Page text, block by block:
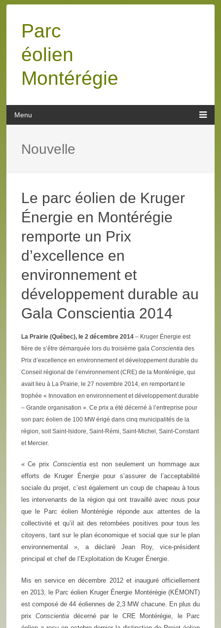
Parc
éolien
Montérégie
Nouvelle
Le parc éolien de Kruger
Énergie en Montérégie
remporte un Prix
d’excellence en
environnement et
développement durable au
Gala Conscientia 2014
La Prairie (Québec), le 2 décembre 2014– Kruger Énergie est
fière de s’être démarquée lors du troisième gala Conscientiades
Prix d’excellence en environnement et développement durable du
Conseil régional de l’environnement (CRE) de la Montérégie, qui
avait lieu à La Prairie, le 27 novembre 2014, en remportant le
trophée « Innovation en environnement et développement durable
– Grande organisation ». Ce prix a été décerné à l’entreprise pour
son parc éolien de 100 MW érigé dans cinq municipalités de la
région, soit Saint-Isidore, Saint-Rémi, Saint-Michel, Saint-Constant
et Mercier.
« Ce prix Conscientiaest non seulement un hommage aux
efforts de Kruger Énergie pour s’assurer de l’acceptabilité
sociale du projet, c’est également un coup de chapeau à tous
les intervenants de la région qui ont travaillé avec nous pour
que le Parc éolien Montérégie réponde aux attentes de la
collectivité et qu’il ait des retombées positives pour tous les
citoyens, tant sur le plan économique et social que sur le plan
environnemental », a déclaré Jean Roy, vice-président
principal et chef de l’Exploitation de Kruger Énergie.
Mis en service en décembre 2012 et inauguré officiellement
en 2013, le Parc éolien Kruger Énergie Montérégie (KÉMONT)
est composé de 44 éoliennes de 2,3 MW chacune. En plus du
prixConscientia décerné par le CRE Montérégie, le Parc